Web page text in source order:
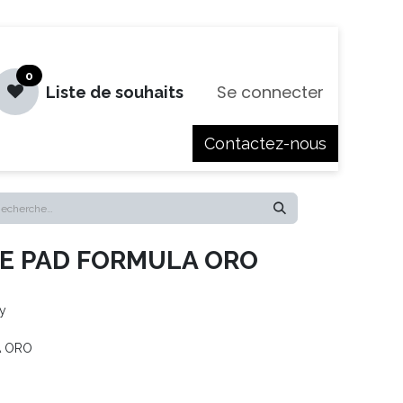
0
Liste de souhaits Se connecter
Contactez-nous
PAD FORMULA ORO
ORO